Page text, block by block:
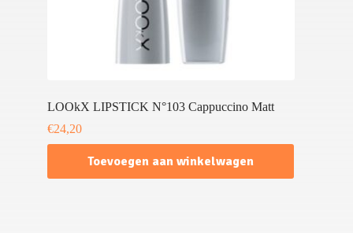
LOOkX LIPSTICK N°103 Cappuccino Matt
€24,20
Toevoegen aan winkelwagen